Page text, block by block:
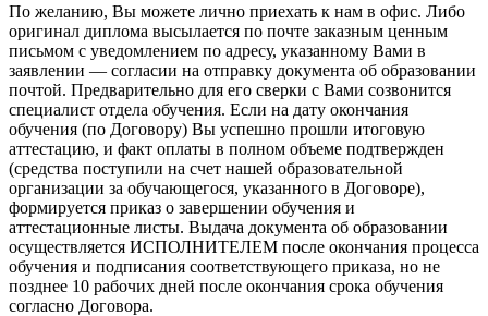
По желанию, Вы можете лично приехать к нам в офис. Либо
оригинал диплома высылается по почте заказным ценным
письмом с уведомлением по адресу, указанному Вами в
заявлении — согласии на отправку документа об образовании
почтой. Предварительно для его сверки с Вами созвонится
специалист отдела обучения. Если на дату окончания
обучения (по Договору) Вы успешно прошли итоговую
аттестацию, и факт оплаты в полном объеме подтвержден
(средства поступили на счет нашей образовательной
организации за обучающегося, указанного в Договоре),
формируется приказ о завершении обучения и
аттестационные листы. Выдача документа об образовании
осуществляется ИСПОЛНИТЕЛЕМ после окончания процесса
обучения и подписания соответствующего приказа, но не
позднее 10 рабочих дней после окончания срока обучения
согласно Договора.